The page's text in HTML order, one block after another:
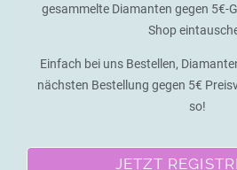
gesammelte Diamanten gegen 5€-
Shop
Einfach bei uns Bestellen,
nächsten Bestellung gegen 5€
so!
JETZT